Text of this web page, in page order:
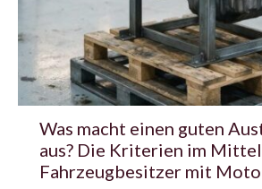
Was macht einen guten
aus? Die Kriterien im
Fahrzeugbesitzer mit